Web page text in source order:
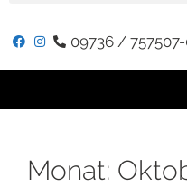
09736 /
Monat: